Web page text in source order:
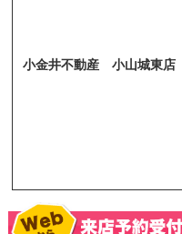
小金井不動産 小山城東店